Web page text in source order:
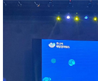
Previous